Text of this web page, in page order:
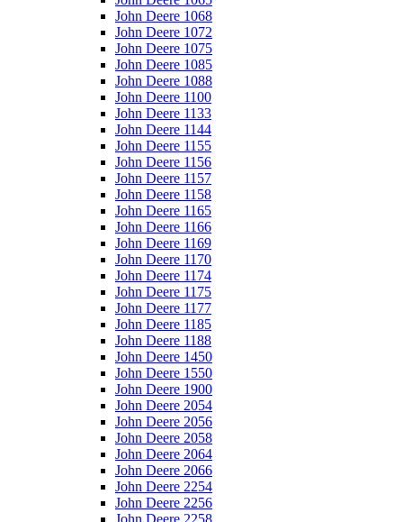
John Deere 1068
John Deere 1072
John Deere 1075
John Deere 1085
John Deere 1088
John Deere 1100
John Deere 1133
John Deere 1144
John Deere 1155
John Deere 1156
John Deere 1157
John Deere 1158
John Deere 1165
John Deere 1166
John Deere 1169
John Deere 1170
John Deere 1174
John Deere 1175
John Deere 1177
John Deere 1185
John Deere 1188
John Deere 1450
John Deere 1550
John Deere 1900
John Deere 2054
John Deere 2056
John Deere 2058
John Deere 2064
John Deere 2066
John Deere 2254
John Deere 2256
John Deere 2258